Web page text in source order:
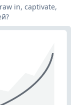
in, captivate,